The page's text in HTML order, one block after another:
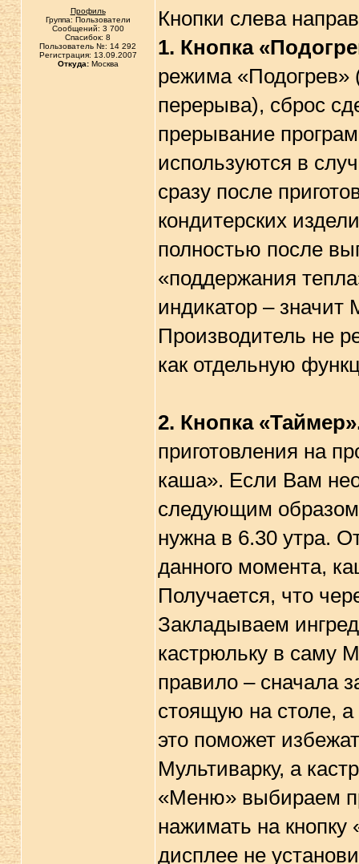
Профиль
Группа: Пользователи
Сообщений: 3 700
Спасибок: 8
Пользователь №: 14 292
Регистрация: 13.09.2007
Откуда:Москва
Кнопки слева
1. Кнопка
режима «Подогрев»
перерыва), сброс
прерывание
используются в
сразу после
кондитерских
полностью после
«поддержания
индикатор – значит
Производитель не
как отдельную
2. Кнопка
приготовления на
каша». Если Вам
следующим
нужна в 6.30 утра.
данного момента,
Получается, что
Закладываем
кастрюльку в саму
правило – сначала
стоящую на столе,
это поможет
Мультиварку, а
«Меню» выбираем
нажимать на кнопку
дисплее не